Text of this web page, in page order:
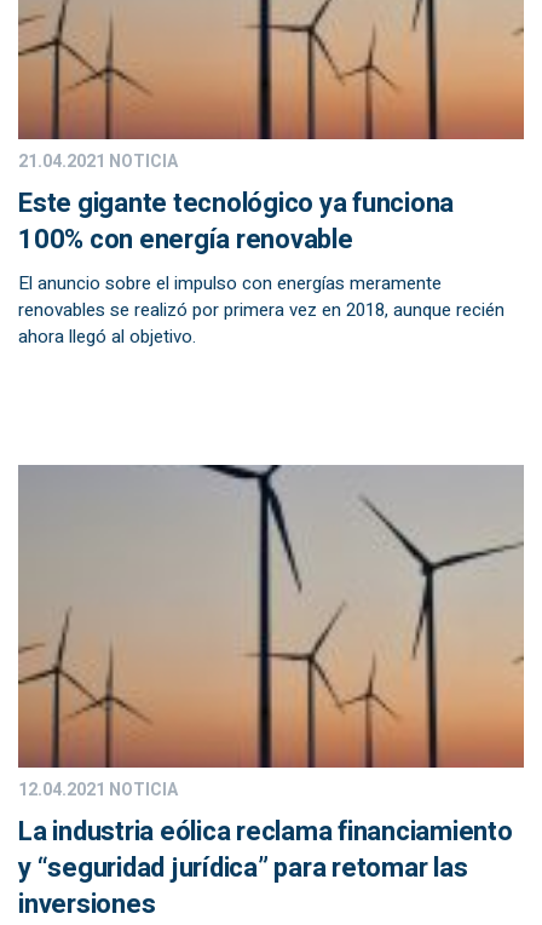
21.04.2021 NOTICIA
Este gigante tecnológico ya funciona
100% con energía renovable
El anuncio sobre el impulso con energías meramente
renovables se realizó por primera vez en 2018, aunque recién
ahora llegó al objetivo.
12.04.2021 NOTICIA
La industria eólica reclama financiamiento
y “seguridad jurídica” para retomar las
inversiones